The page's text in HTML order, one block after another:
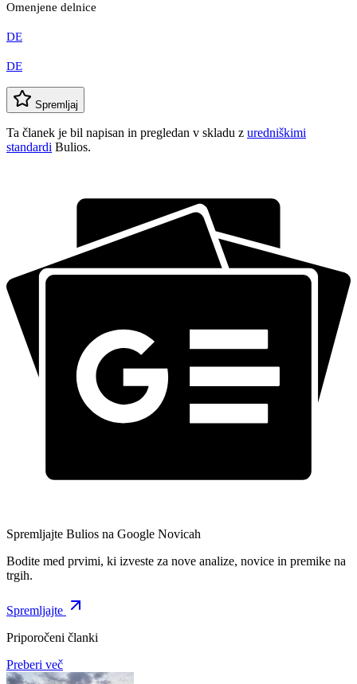
Omenjene delnice
DE
DE
Spremljaj
Ta članek je bil napisan in pregledan v skladu z uredniškimi
standardi Bulios.
Spremljajte Bulios na Google Novicah
Bodite med prvimi, ki izveste za nove analize, novice in premike na
trgih.
Spremljajte
Priporočeni članki
Preberi več